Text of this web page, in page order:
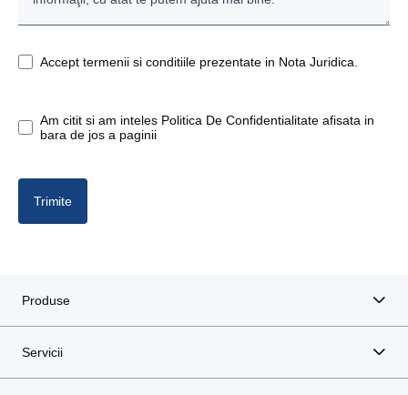
Accept termenii si conditiile prezentate in Nota Juridica.
Am citit si am inteles Politica De Confidentialitate afisata in
bara de jos a paginii
Trimite
Produse
Servicii